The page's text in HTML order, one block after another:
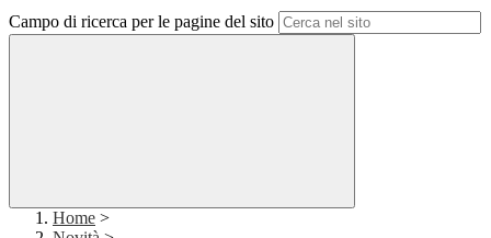
Campo di ricerca per le pagine del sito
Home >